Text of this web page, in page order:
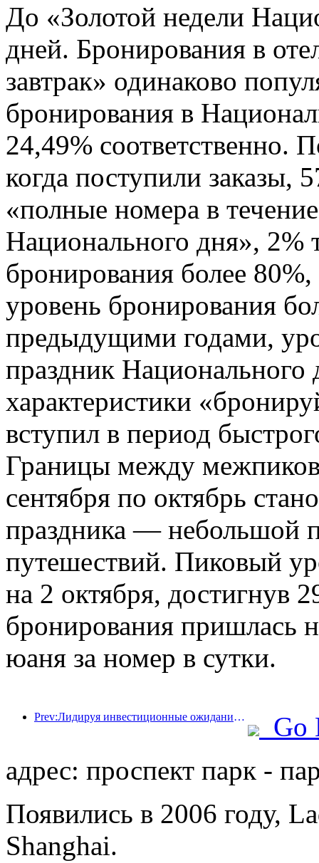
До «Золотой недели
дней. Бронирования в
завтрак» одинаково
бронирования в
24,49% соответственно.
когда поступили заказы,
«полные номера в
Национального дня», 2%
бронирования более
уровень бронирования
предыдущими годами,
праздник Национального
характеристики
вступил в период
Границы между
сентября по октябрь
праздника — небольшой
путешествий. Пиковый
на 2 октября, достигнув
бронирования пришлась
юаня за номер в сутки.
Prev:Лидируя инвестиционные ожидания существующих отелей! Отель Wanxin Zhige получил награду в номинации «Отличный управленческий бренд существующих отелей».
Go
адрес: проспект парк -
Появились в 2006 году,
Shanghai.